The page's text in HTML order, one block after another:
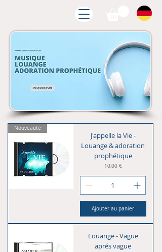
Nouveauté
J'appelle la Vie -
Louange & adoration
prophétique
Prix
10,00 €
Ajouter au panier
Louange - Vague
aprés vague